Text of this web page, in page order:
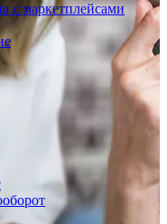
с маркетплейсами